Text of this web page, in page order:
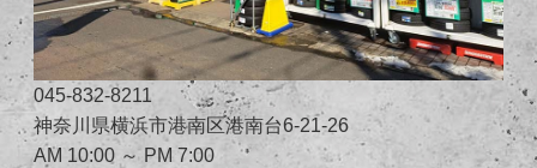
045-832-8211
神奈川県横浜市港南区港南台6-21-26
AM 10:00 ～ PM 7:00